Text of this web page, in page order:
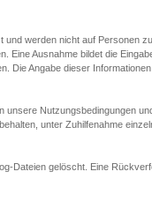
werden nicht auf Personen
Eine Ausnahme bildet die
Die Angabe dieser
Nutzungsbedingungen
unter Zuhilfenahme
Dateien gelöscht. Eine